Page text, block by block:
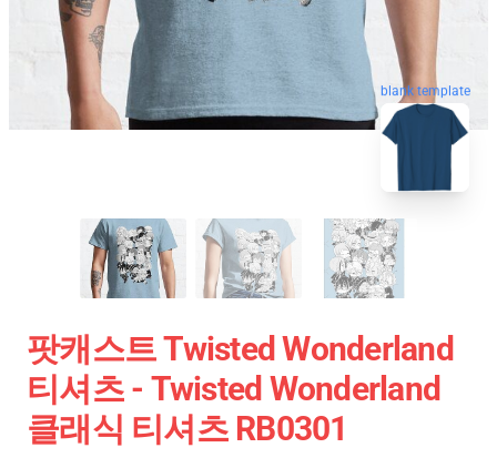
blank template
팟캐스트 Twisted Wonderland
티셔츠 - Twisted Wonderland
클래식 티셔츠 RB0301